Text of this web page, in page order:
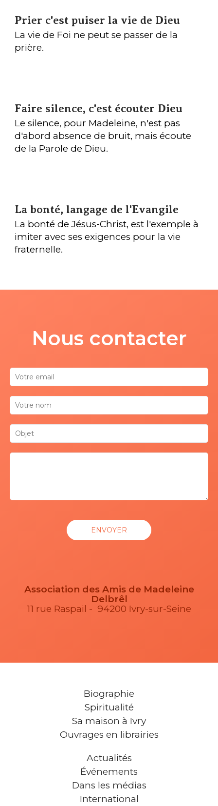
Prier c'est puiser la vie de Dieu
La vie de Foi ne peut se passer de la
prière.
Faire silence, c'est écouter Dieu
Le silence, pour Madeleine, n'est pas
d'abord absence de bruit, mais écoute
de la Parole de Dieu.
La bonté, langage de l'Evangile
La bonté de Jésus-Christ, est l'exemple à
imiter avec ses exigences pour la vie
fraternelle.
Nous contacter
Association des Amis de Madeleine
Delbrêl
11 rue Raspail - 94200 Ivry-sur-Seine
Biographie
Spiritualité
Sa maison à Ivry
Ouvrages en librairies
Actualités
Événements
Dans les médias
International